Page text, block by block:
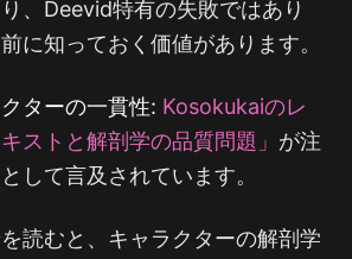
、Deevid特有の失敗ではあり
に知っておく価値があります。
ターの一貫性: Kosokukaiのレ
ストと解剖学の品質問題」 が注
して言及されています。
読むと、キャラクターの解剖学